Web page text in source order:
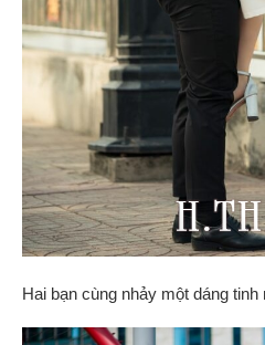
Hai bạn cùng nhảy một dáng tinh